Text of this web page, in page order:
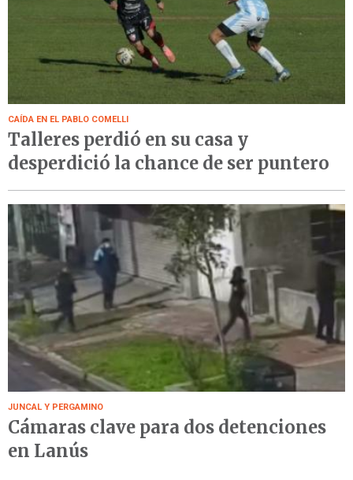
CAÍDA EN EL PABLO COMELLI
Talleres perdió en su casa y
desperdició la chance de ser puntero
JUNCAL Y PERGAMINO
Cámaras clave para dos detenciones
en Lanús